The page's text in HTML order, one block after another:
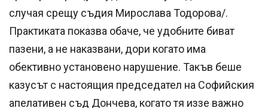
случая срещу съдия Мирослава Тодорова/.
Практиката показва обаче, че удобните биват
пазени, а не наказвани, дори когато има
обективно установено нарушение. Такъв беше
казусът с настоящия председател на Софийския
апелативен съд Дончева, когато тя иззе важно